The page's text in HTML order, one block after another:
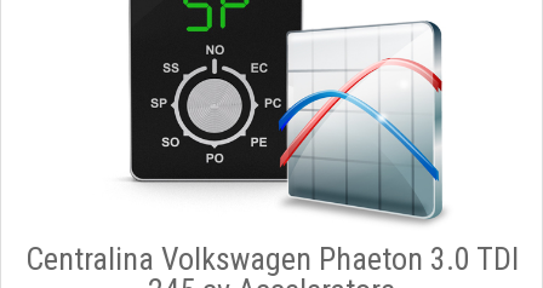
Centralina Volkswagen Phaeton 3.0 TDI